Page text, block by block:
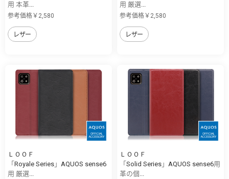
用 本革...
参考価格￥2,580
レザー
用 厳選...
参考価格￥2,580
レザー
ＬＯＯＦ
「Royale Series」AQUOS sense6
用 厳選...
ＬＯＯＦ
「Solid Series」AQUOS sense6用
革の個...